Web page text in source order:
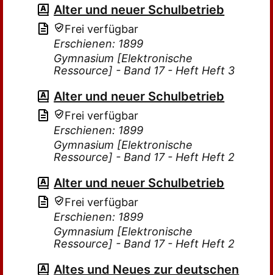
Alter und neuer Schulbetrieb
Frei verfügbar
Erschienen: 1899
Gymnasium [Elektronische
Ressource] - Band 17 - Heft Heft 3
Alter und neuer Schulbetrieb
Frei verfügbar
Erschienen: 1899
Gymnasium [Elektronische
Ressource] - Band 17 - Heft Heft 2
Alter und neuer Schulbetrieb
Frei verfügbar
Erschienen: 1899
Gymnasium [Elektronische
Ressource] - Band 17 - Heft Heft 2
Altes und Neues zur deutschen